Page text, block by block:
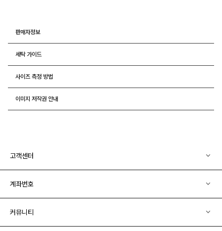
판매자정보
세탁 가이드
사이즈 측정 방법
이미지 저작권 안내
고객센터
계좌번호
커뮤니티